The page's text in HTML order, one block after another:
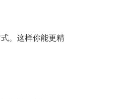
。这样你能更精